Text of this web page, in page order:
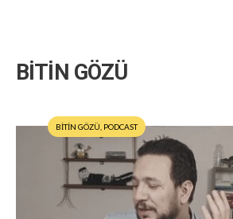
BİTİN GÖZÜ
BİTİN GÖZÜ PODCAST